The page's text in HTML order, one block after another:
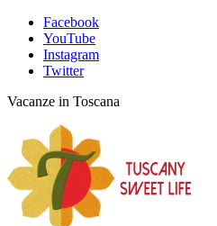
Facebook
YouTube
Instagram
Twitter
Vacanze in Toscana